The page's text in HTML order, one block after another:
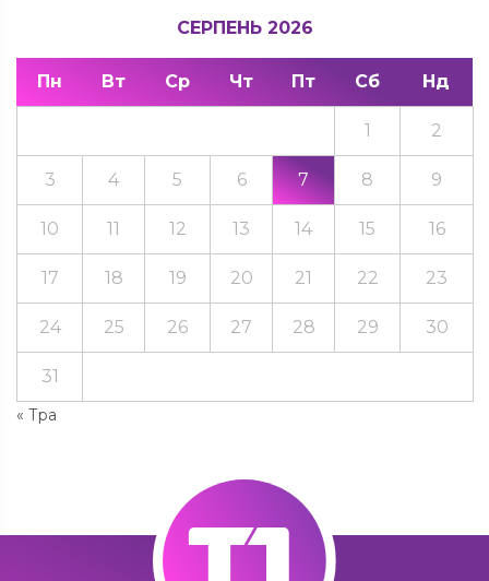
СЕРПЕНЬ 2026
Пн Вт Ср Чт Пт Сб Нд
« Тра
1 2
3 4 5 6 7 8 9
10 11 12 13 14 15 16
17 18 19 20 21 22 23
24 25 26 27 28 29 30
31